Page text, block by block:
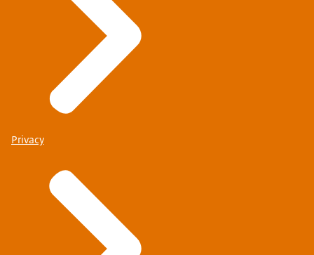
Privacy